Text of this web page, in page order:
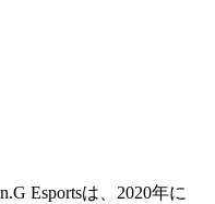
Esportsは、2020年に